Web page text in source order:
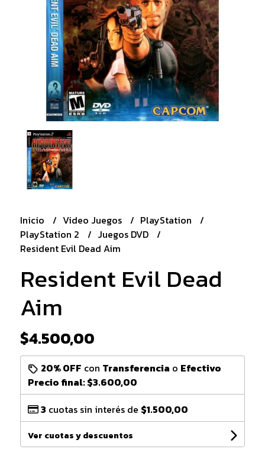
Inicio Video Juegos
PlayStation
PlayStation 2
Juegos DVD
Resident Evil Dead Aim
Resident Evil Dead
Aim
$4.500,00
20% OFF con Transferencia o Efectivo
Precio final:$3.600,00
3 cuotas sin interés de $1.500,00
Ver cuotas y descuentos